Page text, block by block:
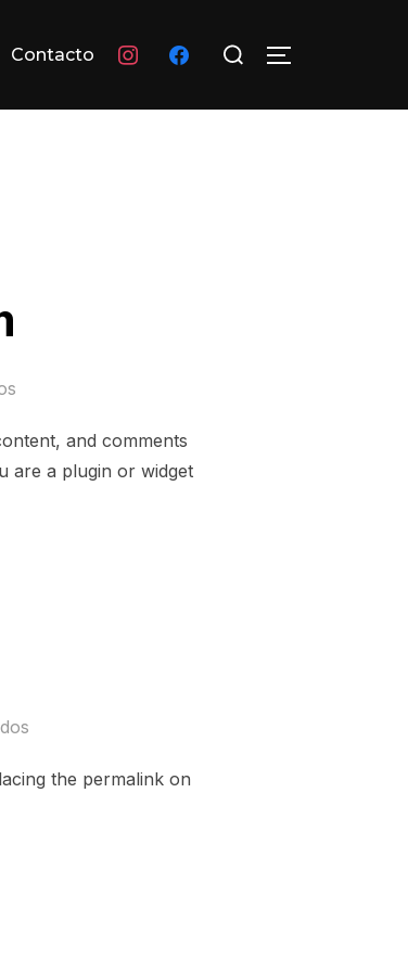
Contacto instagramfacebook
ALTERNAR
and comments
are a plugin or widget
the permalink on